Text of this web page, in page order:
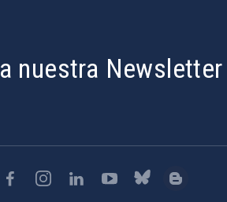
nuestra Newsletter